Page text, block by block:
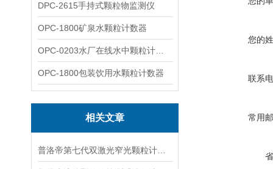
DPC-2615手持式颗粒物监测仪
OPC-1800矿泉水颗粒计数器
OPC-1800包装饮用水颗粒计数器
相关文章
您的
联系
常用